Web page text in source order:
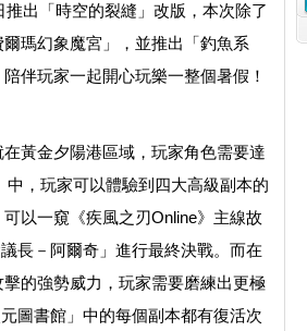
出「時空的裂縫」改版，本次除了
瑪幻象魔宮」，並推出「釣魚系
伴玩家一起開心玩樂一整個暑假！
黃金夕陽港區域，玩家角色需要達
，玩家可以體驗到四大高級副本的
以一窺《疾風之刃Online》主線故
長－阿爾奇」進行最終決戰。而在
的強勢威力，玩家需要磨練出更極
圖書館」中的每個副本都有復活次